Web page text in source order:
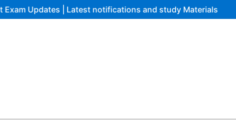
Updates | Latest notifications and study Materials